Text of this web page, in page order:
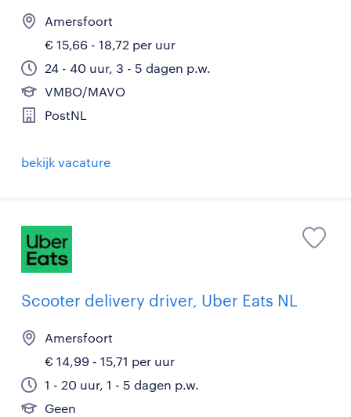
Amersfoort
€ 15,66 - 18,72 per uur
24 - 40 uur, 3 - 5 dagen p.w.
VMBO/MAVO
PostNL
bekijk vacature
Scooter delivery driver, Uber Eats NL
Amersfoort
€ 14,99 - 15,71 per uur
1 - 20 uur, 1 - 5 dagen p.w.
Geen